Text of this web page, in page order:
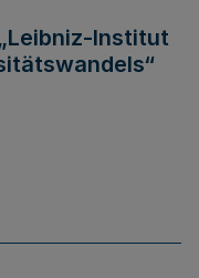
Institut